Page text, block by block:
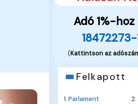
Adó 1%-
(Kattintson az
Felkapott
1.Parlament 2.